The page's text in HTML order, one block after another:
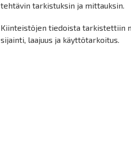
tehtävin tarkistuksin ja mittauksin.
Kiinteistöjen tiedoista tarkistettiin
sijainti, laajuus ja käyttötarkoitus.